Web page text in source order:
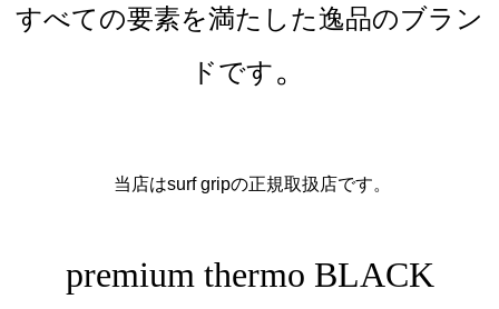
すべての要素を満たした逸品のブラン
ドです。
当店はsurf gripの正規取扱店です。
premium thermo BLACK